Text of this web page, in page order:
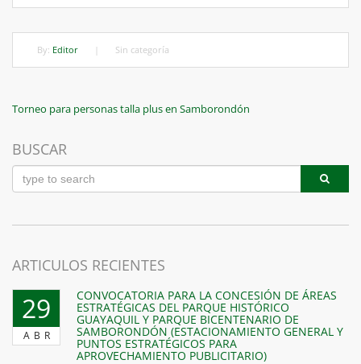
By: Editor Sin categoría
Navegación
de
entradas
Previous
Torneo para personas talla plus en Samborondón
BUSCAR
ARTICULOS RECIENTES
29
ABR
CONVOCATORIA PARA LA CONCESIÓN DE ÁREAS
ESTRATÉGICAS DEL PARQUE HISTÓRICO
GUAYAQUIL Y PARQUE BICENTENARIO DE
SAMBORONDÓN (ESTACIONAMIENTO GENERAL Y
PUNTOS ESTRATÉGICOS PARA
APROVECHAMIENTO PUBLICITARIO)